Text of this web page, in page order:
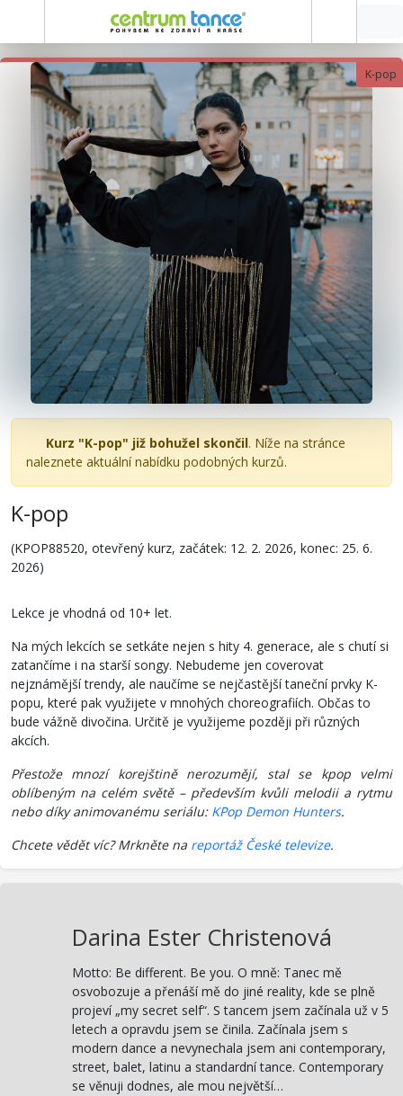
K-pop
Kurz "K-pop" již bohužel skončil. Níže na stránce
naleznete aktuální nabídku podobných kurzů.
K-pop
(KPOP88520, otevřený kurz, začátek: 12. 2. 2026, konec: 25. 6.
2026)
Lekce je vhodná od 10+ let.
Na mých lekcích se setkáte nejen s hity 4. generace, ale s chutí si
zatančíme i na starší songy. Nebudeme jen coverovat
nejznámější trendy, ale naučíme se nejčastější taneční prvky K-
popu, které pak využijete v mnohých choreografiích. Občas to
bude vážně divočina. Určitě je využijeme později při různých
akcích.
Přestože mnozí korejštině nerozumějí, stal se kpop velmi
oblíbeným na celém světě – především kvůli melodii a rytmu
nebo díky animovanému seriálu:KPop Demon Hunters.
Chcete vědět víc? Mrkněte na reportáž České televize.
Darina Ester Christenová
Motto: Be different. Be you. O mně: Tanec mě
osvobozuje a přenáší mě do jiné reality, kde se plně
projeví „my secret self“. S tancem jsem začínala už v 5
letech a opravdu jsem se činila. Začínala jsem s
modern dance a nevynechala jsem ani contemporary,
street, balet, latinu a standardní tance. Contemporary
se věnuji dodnes, ale mou největší…